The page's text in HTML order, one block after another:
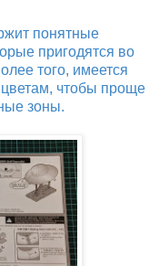
понятные
пригодятся во
того, имеется
чтобы проще
зоны.